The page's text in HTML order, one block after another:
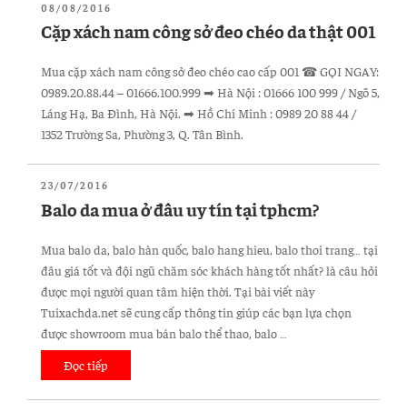
đeo
chéo
hiệu
da
bò
thật
002”
ĐĂNG
TRONG
08/08/2016
Cặp xách nam công sở đeo chéo da thật 001
Mua cặp xách nam công sở đeo chéo cao cấp 001 ☎ GỌI NGAY:
0989.20.88.44 – 01666.100.999 ➡ Hà Nội : 01666 100 999 / Ngõ 5,
Láng Hạ, Ba Đình, Hà Nội. ➡ Hồ Chí Minh : 0989 20 88 44 /
1352 Trường Sa, Phường 3, Q. Tân Bình.
ĐĂNG
TRONG
23/07/2016
Balo da mua ở đâu uy tín tại tphcm?
Mua balo da, balo hàn quốc, balo hang hieu, balo thoi trang… tại
đâu giá tốt và đội ngũ chăm sóc khách hàng tốt nhất? là câu hỏi
được mọi người quan tâm hiện thời. Tại bài viết này
Tuixachda.net sẽ cung cấp thông tin giúp các bạn lựa chọn
được showroom mua bán balo thể thao, balo …
Đọc tiếp
da